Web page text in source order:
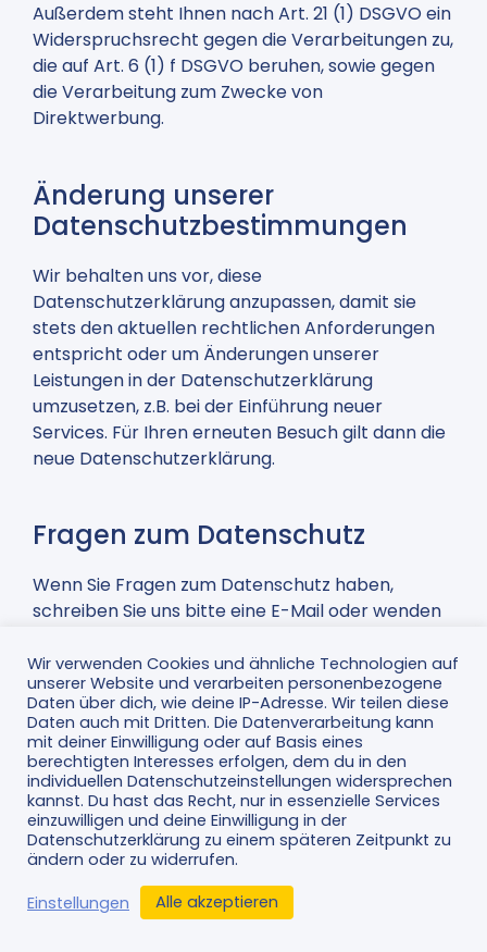
Außerdem steht Ihnen nach Art. 21 (1) DSGVO ein
Widerspruchsrecht gegen die Verarbeitungen zu,
die auf Art. 6 (1) f DSGVO beruhen, sowie gegen
die Verarbeitung zum Zwecke von
Direktwerbung.
Änderung unserer
Datenschutzbestimmungen
Wir behalten uns vor, diese
Datenschutzerklärung anzupassen, damit sie
stets den aktuellen rechtlichen Anforderungen
entspricht oder um Änderungen unserer
Leistungen in der Datenschutzerklärung
umzusetzen, z.B. bei der Einführung neuer
Services. Für Ihren erneuten Besuch gilt dann die
neue Datenschutzerklärung.
Fragen zum Datenschutz
Wenn Sie Fragen zum Datenschutz haben,
schreiben Sie uns bitte eine E-Mail oder wenden
verantwortliche Person in unserer Organisation:
Buchhorn Parcel Service GmbH
Herr Marcel Buchhorn
Geretsrieder Straße 28
84478 Waldkraiburg
Tel: +49 (0) 86 38 98 10 89 – 0
Fax: +49 (0) 86 38 98 10 89 – 10
Web:https://www.bps-germany.com
Wir verwenden Cookies und ähnliche Technologien auf
unserer Website und verarbeiten personenbezogene
Daten über dich, wie deine IP-Adresse. Wir teilen diese
Daten auch mit Dritten. Die Datenverarbeitung kann
mit deiner Einwilligung oder auf Basis eines
berechtigten Interesses erfolgen, dem du in den
individuellen Datenschutzeinstellungen widersprechen
kannst. Du hast das Recht, nur in essenzielle Services
einzuwilligen und deine Einwilligung in der
Datenschutzerklärung zu einem späteren Zeitpunkt zu
ändern oder zu widerrufen.
Einstellungen
Alle akzeptieren